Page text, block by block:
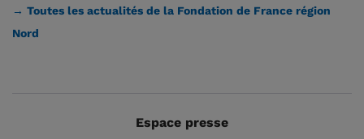
→ Toutes les actualités de la Fondation de France région
Nord
Espace presse